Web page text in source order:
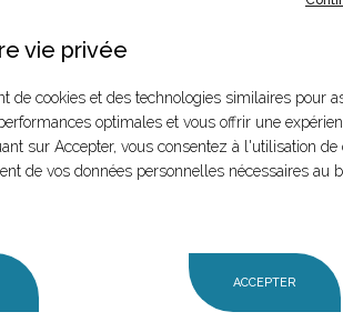
vie privée
de cookies et des technologies similaires pour
optimales et vous offrir une
sur Accepter, vous consentez à l'utilisation de
de vos données personnelles nécessaires au
ACCEPTER